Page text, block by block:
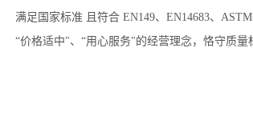
满足国家标准 且符合 EN149、EN14683、
“价格适中"、“用心服务"的经营理念，恪守质